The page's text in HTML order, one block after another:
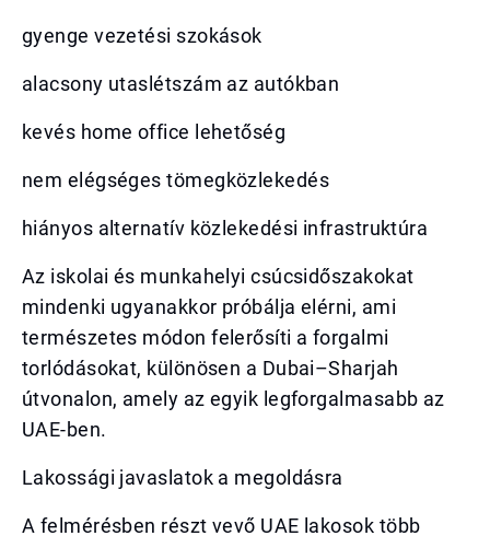
gyenge vezetési szokások
alacsony utaslétszám az autókban
kevés home office lehetőség
nem elégséges tömegközlekedés
hiányos alternatív közlekedési infrastruktúra
Az iskolai és munkahelyi csúcsidőszakokat
mindenki ugyanakkor próbálja elérni, ami
természetes módon felerősíti a forgalmi
torlódásokat, különösen a Dubai–Sharjah
útvonalon, amely az egyik legforgalmasabb az
UAE-ben.
Lakossági javaslatok a megoldásra
A felmérésben részt vevő UAE lakosok több